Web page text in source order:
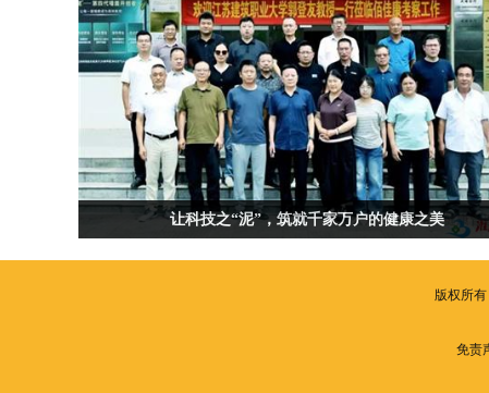
让科技之“泥”，筑就千家万户的健康之美
版权所有
免责